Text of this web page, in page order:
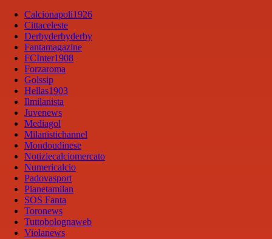
Calcionapoli1926
Cittaceleste
Derbyderbyderby
Fantamagazine
FCInter1908
Forzaroma
Golssip
Hellas1903
Ilmilanista
Juvenews
Mediagol
Milanistichannel
Mondoudinese
Notiziecalciomercato
Numericalcio
Padovasport
Pianetamilan
SOS Fanta
Toronews
Tuttobolognaweb
Violanews